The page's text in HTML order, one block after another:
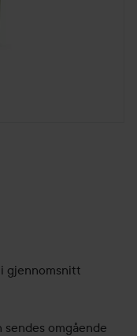
gjennomsnitt
omgående